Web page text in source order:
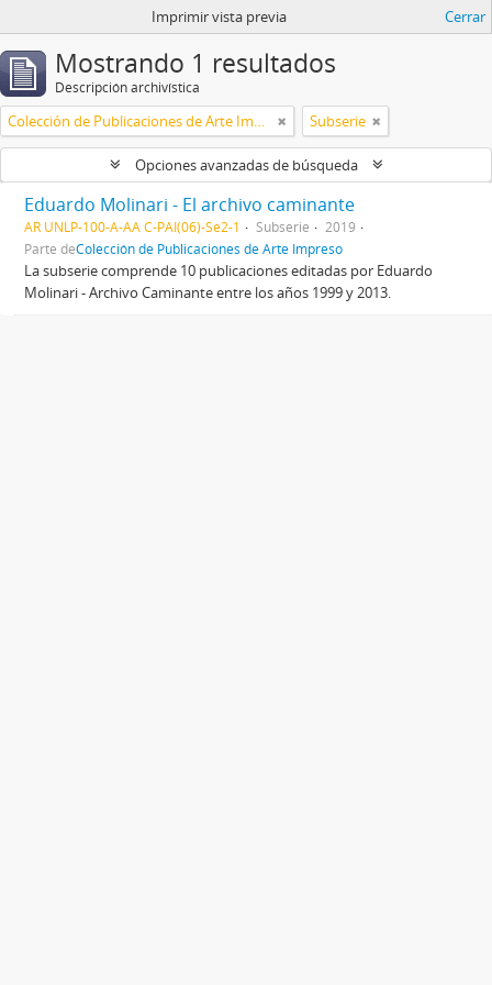
Imprimir vista previa Cerrar
Mostrando 1 resultados
Descripción archivística
Colección de Publicaciones de Arte Impreso Subserie
Opciones avanzadas de búsqueda
Eduardo Molinari - El archivo caminante
AR UNLP-100-A-AA C-PAI(06)-Se2-1 Subserie
2019
Parte deColección de Publicaciones de Arte Impreso
La subserie comprende 10 publicaciones editadas por Eduardo
Molinari - Archivo Caminante entre los años 1999 y 2013.